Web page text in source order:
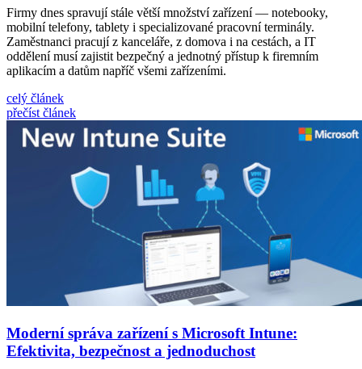
Firmy dnes spravují stále větší množství zařízení — notebooky,
mobilní telefony, tablety i specializované pracovní terminály.
Zaměstnanci pracují z kanceláře, z domova i na cestách, a IT
oddělení musí zajistit bezpečný a jednotný přístup k firemním
aplikacím a datům napříč všemi zařízeními.
celý článek
přečíst článek
Moderní správa zařízení s Microsoft Intune:
Efektivita, bezpečnost a jednoduchost